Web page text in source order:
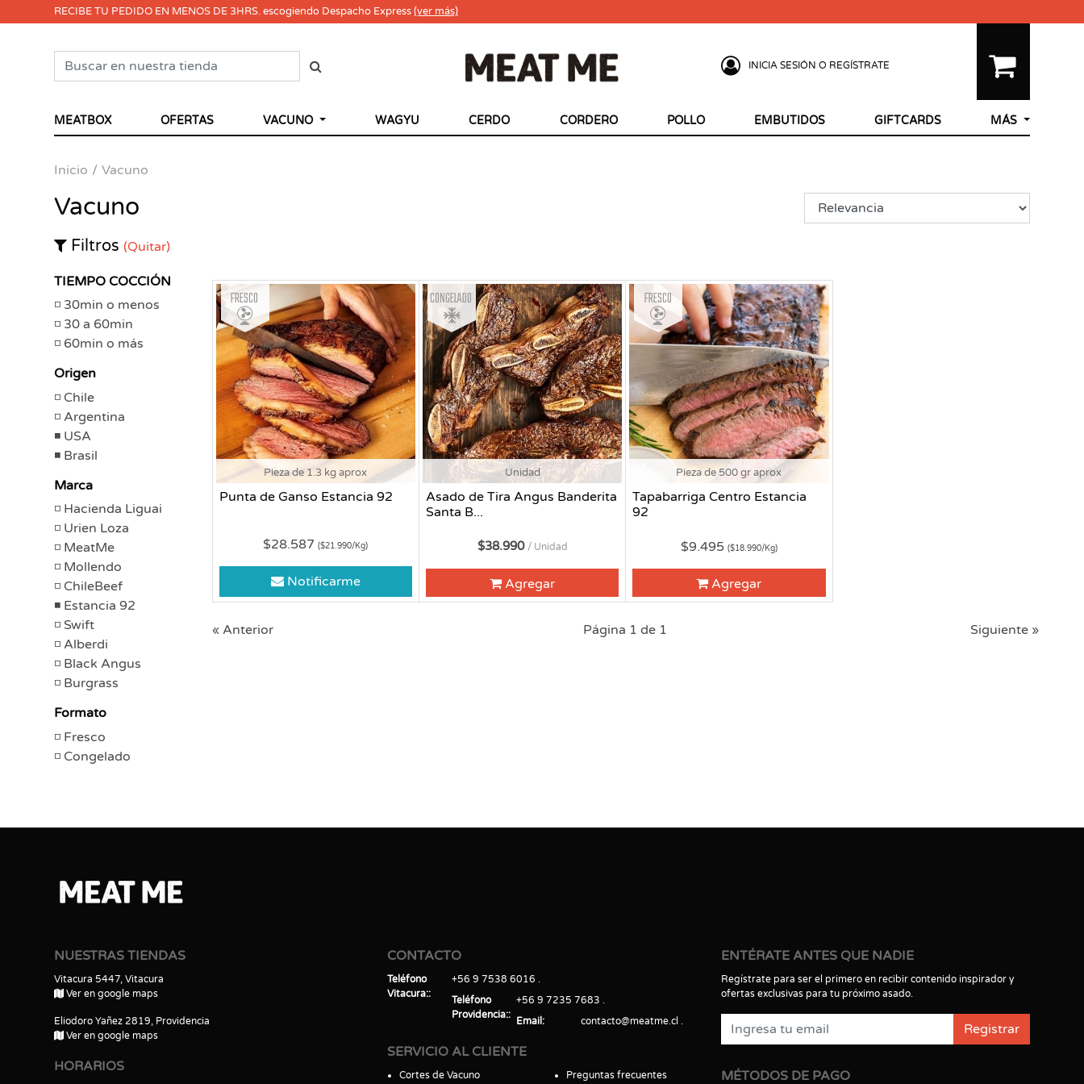
RECIBE TU PEDIDO EN MENOS DE 3HRS. escogiendo Despacho Express(ver más)
INICIA SESIÓN O REGÍSTRATE
MEATBOX OFERTAS VACUNO WAGYU CERDO CORDERO POLLO EMBUTIDOS GIFTCARDS MÁS
Inicio Vacuno
Vacuno
Filtros (Quitar)
TIEMPO COCCIÓN
30min o menos
30 a 60min
60min o más
Origen
Chile
Argentina
USA
Brasil
Marca
Hacienda Liguai
Urien Loza
MeatMe
Mollendo
ChileBeef
Estancia 92
Swift
Alberdi
Black Angus
Burgrass
Formato
Fresco
Congelado
Pieza de 1.3 kg aprox
Punta de Ganso Estancia 92
Fresco
$28.587($21.990/Kg)
Notificarme
Unidad
Asado de Tira Angus Banderita
Santa B...
Congelado
$38.990 / Unidad
Agregar
Pieza de 500 gr aprox
Tapabarriga Centro Estancia
92
Fresco
$9.495 ($18.990/Kg)
Agregar
« Anterior Página 1 de 1 Siguiente »
NUESTRAS TIENDAS
Vitacura 5447, Vitacura
Ver en google maps
Eliodoro Yañez 2819, Providencia
Ver en google maps
HORARIOS
CONTACTO
Teléfono
Vitacura:
+56 9 7538 6016
Teléfono
Providencia:
+56 9 7235 7683
Email
contacto@meatme.cl
SERVICIO AL CLIENTE
Cortes de Vacuno Preguntas frecuentes
ENTÉRATE ANTES QUE NADIE
Regístrate para ser el primero en recibir contenido inspirador y
ofertas exclusivas para tu próximo asado.
Registrar
MÉTODOS DE PAGO